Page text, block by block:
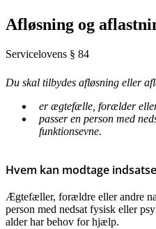
Afløsning og
Servicelovens § 84
Du skal tilbydes afløsning eller
er ægtefælle, forælder
passer en person med
funktionsevne.
Hvem kan modtage
Ægtefæller, forældre eller andre
person med nedsat fysisk eller
alder har behov for hjælp.